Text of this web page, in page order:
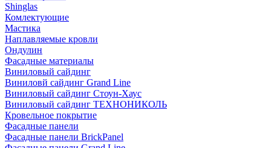
Shinglas
Комлектующие
Мастика
Наплавляемые кровли
Ондулин
Фасадные материалы
Виниловый сайдинг
Виниловй сайдинг Grand Line
Виниловый сайдинг Стоун-Хаус
Виниловый сайдинг ТЕХНОНИКОЛЬ
Кровельное покрытие
Фасадные панели
Фасадные панели BrickPanel